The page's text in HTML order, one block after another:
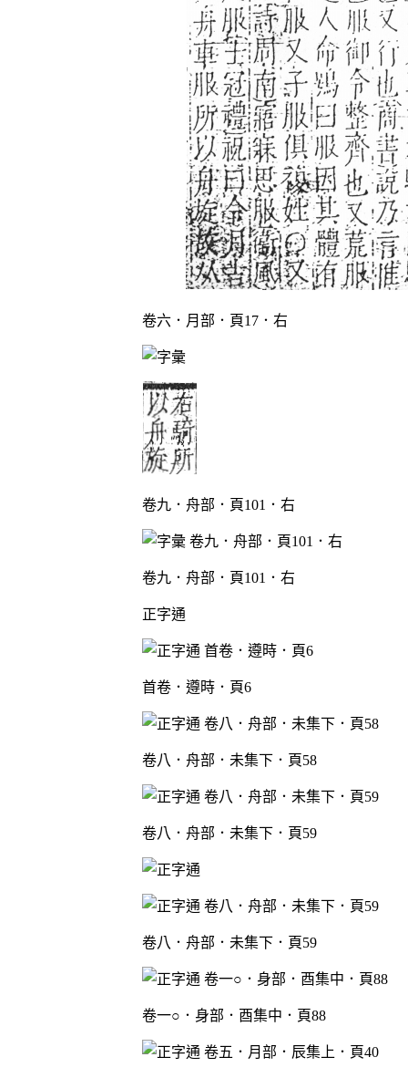
卷六．月部．頁17．右
卷九．舟部．頁101．右
卷九．舟部．頁101．右
正字通
首卷．遵時．頁6
卷八．舟部．未集下．頁58
卷八．舟部．未集下．頁59
卷八．舟部．未集下．頁59
卷一○．身部．酉集中．頁88